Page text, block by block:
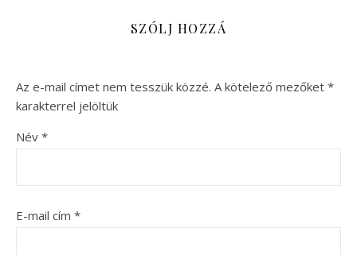
SZÓLJ HOZZÁ
Az e-mail címet nem tesszük közzé. A kötelező mezőket *
karakterrel jelöltük
Név *
E-mail cím *